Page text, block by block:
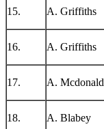
15. A. Griffiths
16. A. Griffiths
17. A. Mcdonald
18. A. Blabey